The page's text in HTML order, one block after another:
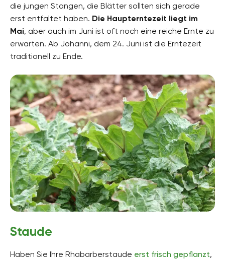
die jungen Stangen, die Blätter sollten sich gerade
erst entfaltet haben. Die Haupterntezeit liegt im
Mai, aber auch im Juni ist oft noch eine reiche Ernte zu
erwarten. Ab Johanni, dem 24. Juni ist die Erntezeit
traditionell zu Ende.
Staude
Haben Sie Ihre Rhabarberstaude erst frisch gepflanzt,